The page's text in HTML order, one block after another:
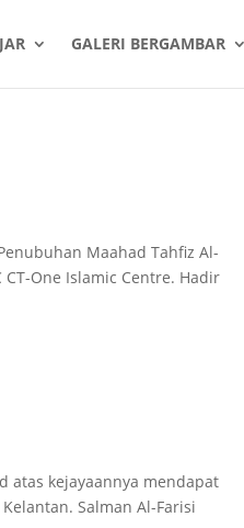
GALERI BERGAMBAR
Maahad Tahfiz Al-
CT-One Islamic Centre. Hadir
atas kejayaannya mendapat
Salman Al-Farisi